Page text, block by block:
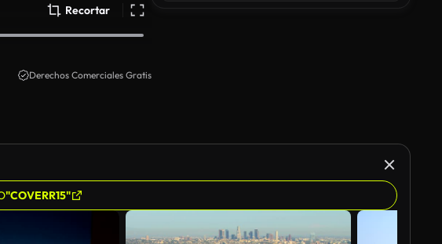
Recortar
Derechos Comerciales Gratis
"COVERR15"